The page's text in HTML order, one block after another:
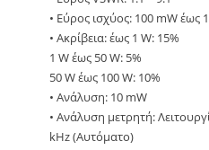
• Εύρος ισχύος: 100 mW έως
• Ακρίβεια: έως 1 W: 15%
1 W έως 50 W: 5%
50 W έως 100 W: 10%
• Ανάλυση: 10 mW
• Ανάλυση μετρητή:
kHz (Αυτόματο)